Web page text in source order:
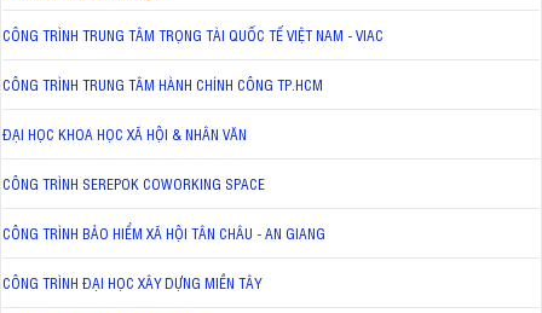
CÔNG TRÌNH TRUNG TÂM TRỌNG TÀI QUỐC TẾ VIỆT NAM - VIAC
CÔNG TRÌNH TRUNG TÂM HÀNH CHÍNH CÔNG TP.HCM
ĐẠI HỌC KHOA HỌC XÃ HỘI & NHÂN VĂN
CÔNG TRÌNH SEREPOK COWORKING SPACE
CÔNG TRÌNH BẢO HIỂM XÃ HỘI TÂN CHÂU - AN GIANG
CÔNG TRÌNH ĐẠI HỌC XÂY DỰNG MIỀN TÂY